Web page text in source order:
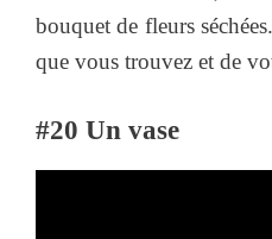
bouquet de fleurs
que vous trouvez et de
#20 Un vase